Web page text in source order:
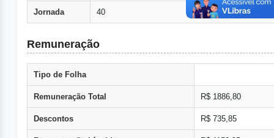
Jornada 40
Remuneração
Tipo de Folha
Remuneração Total R$ 1886,80
Descontos R$ 735,85